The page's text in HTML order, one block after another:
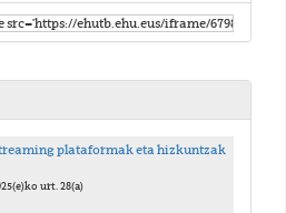
urt. 28(a)